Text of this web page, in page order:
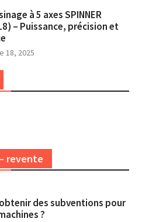
à 5 axes SPINNER
– Puissance, précision et
18, 2025
revente
des subventions pour
?